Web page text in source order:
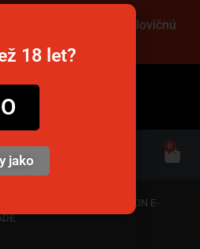
získajte dopravu za polovičnú
0
/ KURWA COLLECTION E-
18 let?
jako